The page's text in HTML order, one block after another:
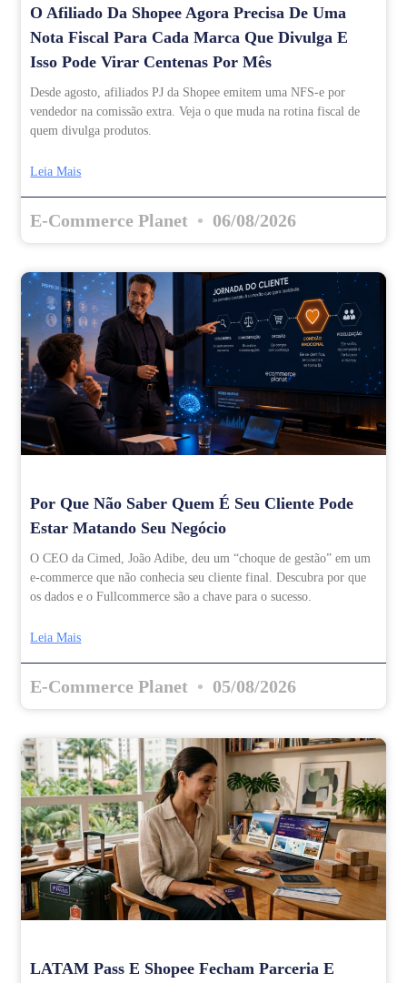
O Afiliado Da Shopee Agora Precisa De Uma
Nota Fiscal Para Cada Marca Que Divulga E
Isso Pode Virar Centenas Por Mês
Desde agosto, afiliados PJ da Shopee emitem uma NFS-e por
vendedor na comissão extra. Veja o que muda na rotina fiscal de
quem divulga produtos.
Leia Mais
E-Commerce Planet 06/08/2026
Por Que Não Saber Quem É Seu Cliente Pode
Estar Matando Seu Negócio
O CEO da Cimed, João Adibe, deu um “choque de gestão” em um
e-commerce que não conhecia seu cliente final. Descubra por que
os dados e o Fullcommerce são a chave para o sucesso.
Leia Mais
E-Commerce Planet 05/08/2026
LATAM Pass E Shopee Fecham Parceria E